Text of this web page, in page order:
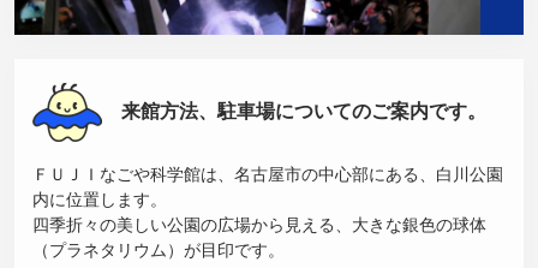
来館方法、駐車場についてのご案内です。
ＦＵＪＩなごや科学館は、名古屋市の中心部にある、白川公園
内に位置します。
四季折々の美しい公園の広場から見える、大きな銀色の球体
（プラネタリウム）が目印です。